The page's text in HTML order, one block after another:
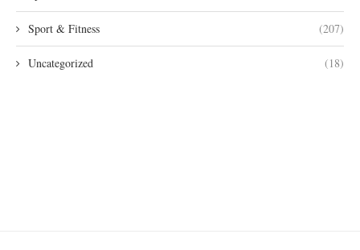
Sport & Fitness (207)
Uncategorized (18)